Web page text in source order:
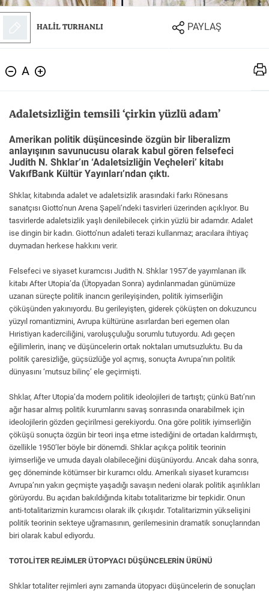
Klasik
HALİL TURHANLI PAYLAŞ
A
Adaletsizliğin temsili ‘çirkin yüzlü adam’
Amerikan politik düşüncesinde özgün bir liberalizm
anlayışının savunucusu olarak kabul gören felsefeci
Judith N. Shklar’ın ‘Adaletsizliğin Veçheleri’ kitabı
VakıfBank Kültür Yayınları’ndan çıktı.
Shklar, kitabında adalet ve adaletsizlik arasındaki farkı Rönesans
sanatçısı Giotto’nun Arena Şapeli’ndeki tasvirleri üzerinden açıklıyor. Bu
tasvirlerde adaletsizlik yaşlı denilebilecek çirkin yüzlü bir adamdır. Adalet
ise dingin bir kadın. Giotto’nun adaleti terazi kullanmaz; aracılara ihtiyaç
duymadan herkese hakkını verir.
Felsefeci ve siyaset kuramcısı Judith N. Shklar 1957’de yayımlanan ilk
kitabı After Utopia’da (Ütopyadan Sonra) aydınlanmadan günümüze
uzanan süreçte politik inancın gerileyişinden, politik iyimserliğin
çöküşünden yakınıyordu. Bu gerileyişten, giderek çöküşten on dokuzuncu
yüzyıl romantizmini, Avrupa kültürüne asırlardan beri egemen olan
Hıristiyan kaderciliğini, varoluşçuluğu sorumlu tutuyordu. Adı geçen
eğilimlerin, inanç ve düşüncelerin ortak noktaları umutsuzluktu. Bu da
politik çaresizliğe, güçsüzlüğe yol açmış, sonuçta Avrupa’nın politik
dünyasını ‘mutsuz bilinç’ ele geçirmişti.
Shklar, After Utopia’da modern politik ideolojileri de tartıştı; çünkü Batı’nın
ağır hasar almış politik kurumlarını savaş sonrasında onarabilmek için
ideolojilerin gözden geçirilmesi gerekiyordu. Ona göre politik iyimserliğin
çöküşü sonuçta özgün bir teori inşa etme istediğini de ortadan kaldırmıştı,
özellikle 1950’ler böyle bir dönemdi. Shklar açıkça politik teorinin
iyimserliğe ve umuda dayalı olabileceğini düşünüyordu. Ancak daha sonra,
geç döneminde kötümser bir kuramcı oldu. Amerikalı siyaset kuramcısı
Avrupa’nın yakın geçmişte yaşadığı savaşın nedeni olarak politik aşırılıkları
görüyordu. Bu açıdan bakıldığında kitabı totalitarizme bir tepkidir. Onun
anti-totalitarizmin kuramcısı olarak ilk çıkışıdır. Totalitarizmin yükselişini
politik teorinin sekteye uğramasının, gerilemesinin dramatik sonuçlarından
biri olarak kabul ediyordu.
TOTOLİTER REJİMLER ÜTOPYACI DÜŞÜNCELERİN ÜRÜNÜ
Shklar totaliter rejimleri aynı zamanda ütopyacı düşüncelerin de sonuçları